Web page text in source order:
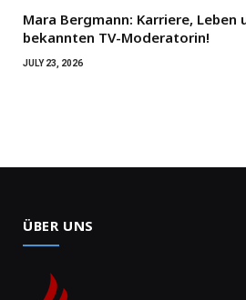
Mara Bergmann: Karriere, Leben
bekannten TV-Moderatorin!
JULY 23, 2026
ÜBER UNS